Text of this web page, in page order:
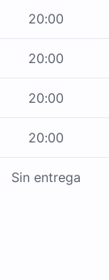
20:00
20:00
20:00
20:00
Sin entrega